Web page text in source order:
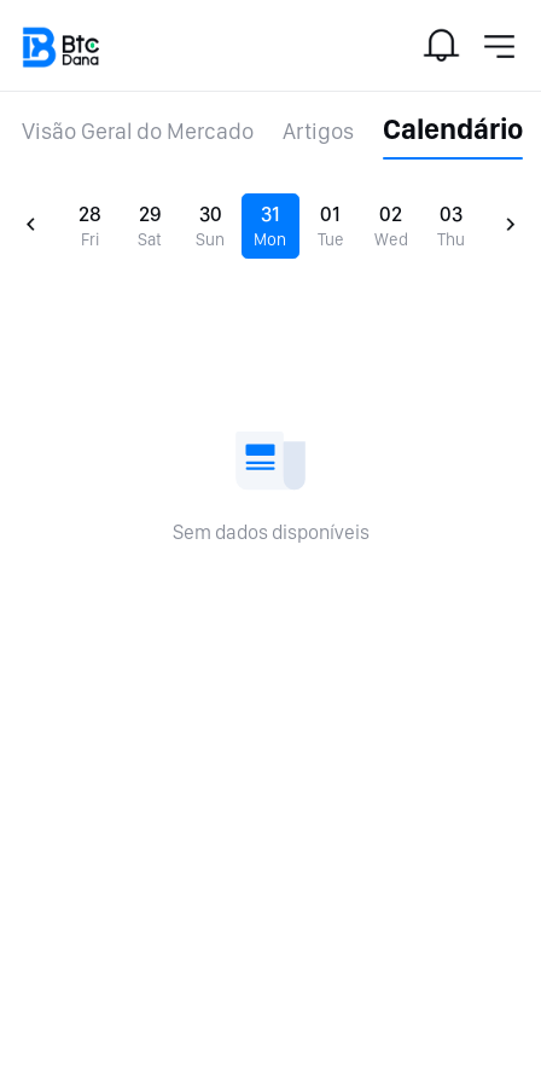
Visão Geral do Mercado Artigos Calendário
28
Fri
29
Sat
30
Sun
31
Mon
01
Tue
02
Wed
03
Thu
Sem dados disponíveis